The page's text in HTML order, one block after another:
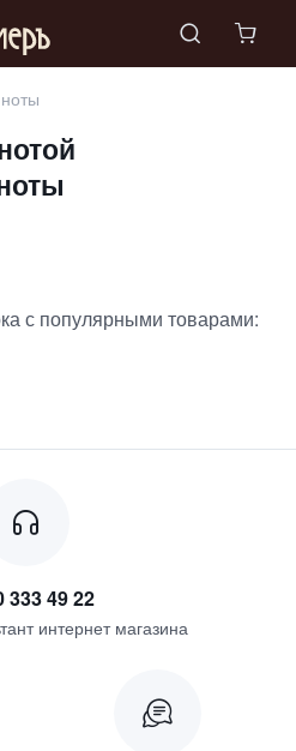
с популярными товарами:
333 49 22
интернет магазина